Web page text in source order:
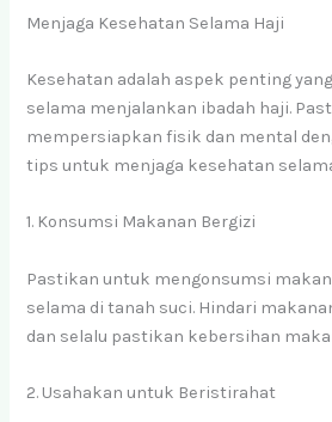
Menjaga Kesehatan Selama Haji
Kesehatan adalah aspek penting
selama menjalankan ibadah haji.
mempersiapkan fisik dan mental
tips untuk menjaga kesehatan
1. Konsumsi Makanan Bergizi
Pastikan untuk mengonsumsi
selama di tanah suci. Hindari
dan selalu pastikan kebersihan
2. Usahakan untuk Beristirahat